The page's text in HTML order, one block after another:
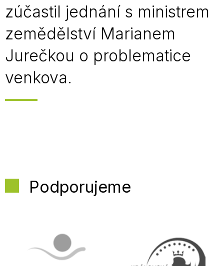
zúčastil jednání s ministrem
zemědělství Marianem
Jurečkou o problematice
venkova.
Podporujeme